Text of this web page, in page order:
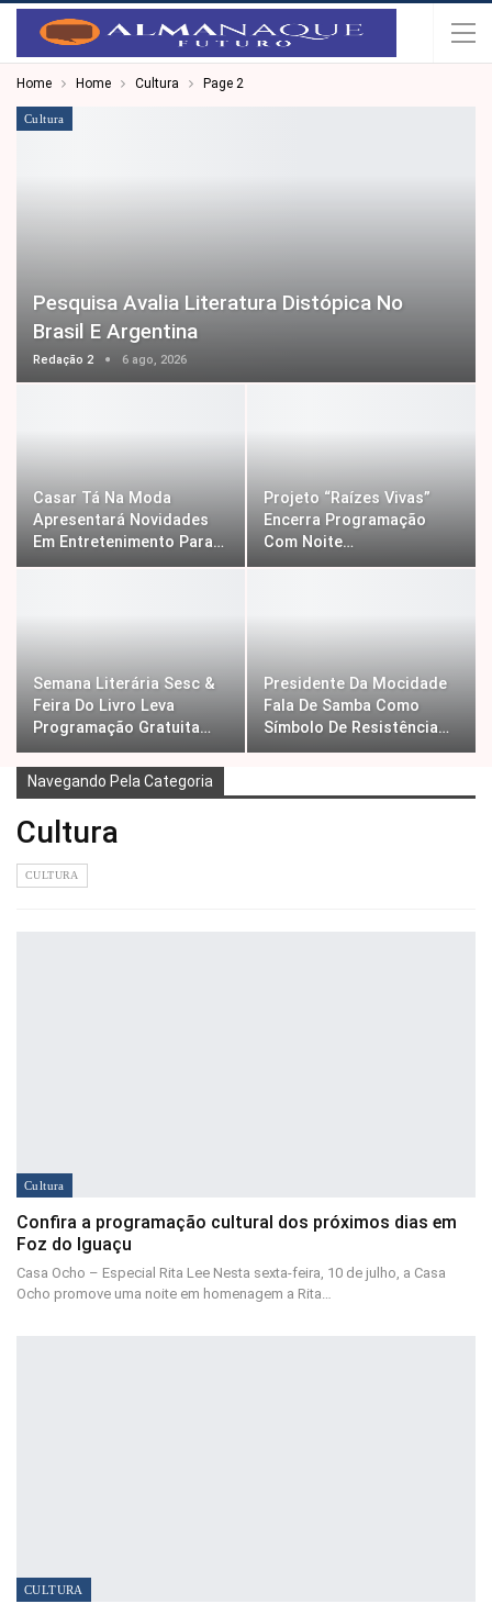
Home Home Cultura Page 2
Cultura
Pesquisa Avalia Literatura Distópica No
Brasil E Argentina
Redação 2 6 ago, 2026
Casar Tá Na Moda
Apresentará Novidades
Em Entretenimento Para…
Projeto “Raízes Vivas”
Encerra Programação
Com Noite…
Semana Literária Sesc &
Feira Do Livro Leva
Programação Gratuita…
Presidente Da Mocidade
Fala De Samba Como
Símbolo De Resistência…
Navegando Pela Categoria
Cultura
CULTURA
Cultura
Confira a programação cultural dos próximos dias em
Foz do Iguaçu
Casa Ocho – Especial Rita Lee Nesta sexta-feira, 10 de julho, a Casa
Ocho promove uma noite em homenagem a Rita…
CULTURA